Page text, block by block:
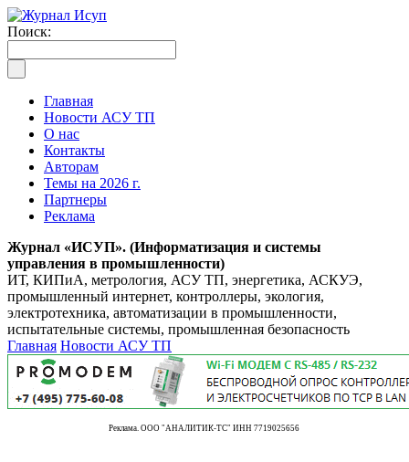
Поиск:
Главная
Новости АСУ ТП
О нас
Контакты
Авторам
Темы на 2026 г.
Партнеры
Реклама
Журнал «ИСУП». (Информатизация и системы
управления в промышленности)
ИТ, КИПиА, метрология, АСУ ТП, энергетика, АСКУЭ,
промышленный интернет, контроллеры, экология,
электротехника, автоматизации в промышленности,
испытательные системы, промышленная безопасность
Главная Новости АСУ ТП
Реклама. ООО "АНАЛИТИК-ТС" ИНН 7719025656